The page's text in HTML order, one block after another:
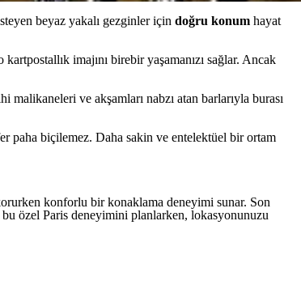
beyaz yakalı gezginler için doğru konum hayat
imajını birebir yaşamanızı sağlar. Ancak
malikaneleri ve akşamları nabzı atan barlarıyla burası
paha biçilemez. Daha sakin ve entelektüel bir ortam
konforlu bir konaklama deneyimi sunar. Son
bu özel Paris deneyimini planlarken, lokasyonunuzu